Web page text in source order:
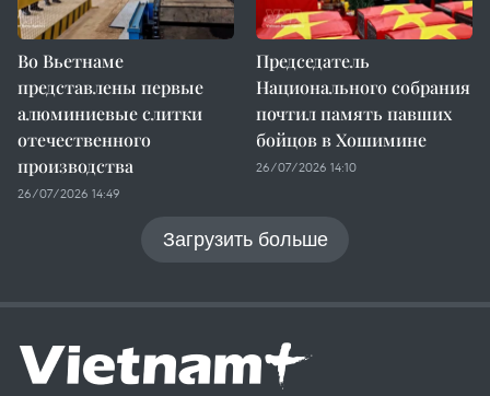
Во Вьетнаме
представлены первые
алюминиевые слитки
отечественного
производства
26/07/2026 14:49
Председатель
Национального собрания
почтил память павших
бойцов в Хошимине
26/07/2026 14:10
Загрузить больше